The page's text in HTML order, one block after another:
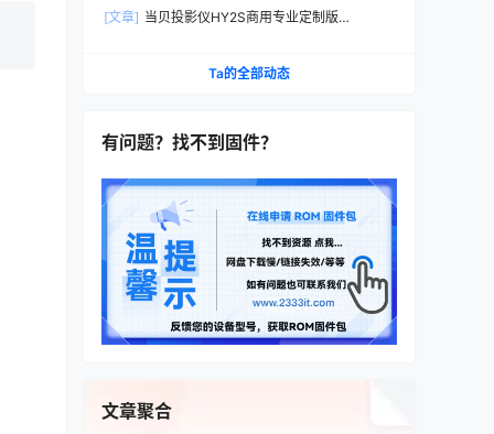
[文章] 当贝投影仪HY2S商用专业定制版
Ta的全部动态
有问题？找不到固件？
文章聚合